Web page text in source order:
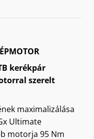
kerékpár
szerelt
maximalizálása
Ultimate
motorja 95 Nm